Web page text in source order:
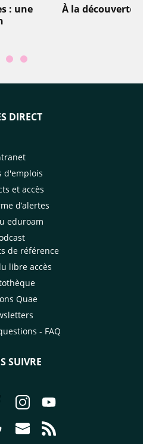
: une
À la découverte
DIRECT
d'emplois
et accès
d’alertes
eduroam
de référence
libre accès
Quae
- FAQ
SUIVRE
la page Nous suivre sur
Aller à la page Nous suivre sur
Aller à la page Nous
Aller à la page
la page Nous suivre sur
Aller à la page Nourrir le
Aller à la page Nous